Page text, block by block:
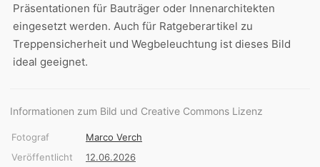
Präsentationen für Bauträger oder Innenarchitekten
eingesetzt werden. Auch für Ratgeberartikel zu
Treppensicherheit und Wegbeleuchtung ist dieses Bild
ideal geeignet.
Informationen zum Bild und Creative Commons Lizenz
Fotograf
Marco Verch
Veröffentlicht
12.06.2026